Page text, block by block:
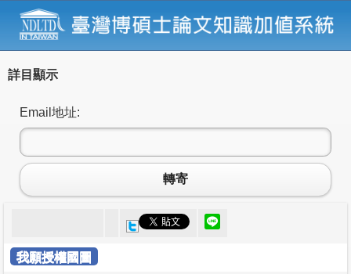
詳目顯示
Email地址:
轉寄
我願授權國圖